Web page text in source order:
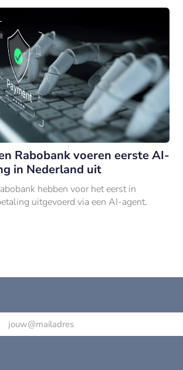
Rabobank voeren eerste AI-
in Nederland uit
hebben voor het eerst in
uitgevoerd via een AI-agent.